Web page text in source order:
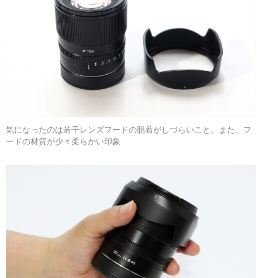
気になったのは若干レンズフードの脱着がしづらいこと。また、フ
ードの材質が少々柔らかい印象